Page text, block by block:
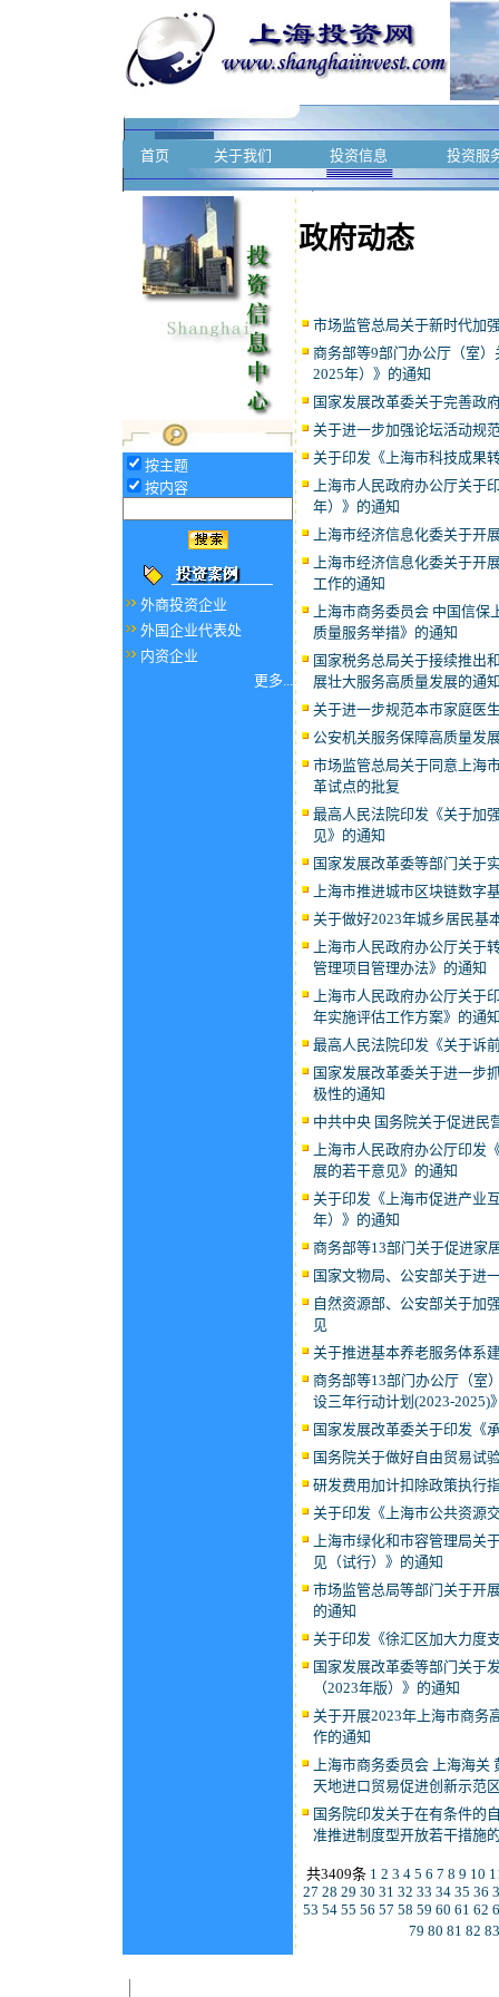
首页 关于我们 投资信息 投资服
按主题
按内容
外商投资企业
外国企业代表处
内资企业
更多...
政府动态
市场监管总局关于新时代加
商务部等9部门办公厅（室
2025年）》的通知
国家发展改革委关于完善政
关于进一步加强论坛活动规
关于印发《上海市科技成果
上海市人民政府办公厅关
年）》的通知
上海市经济信息化委关于开
上海市经济信息化委关于开
工作的通知
上海市商务委员会 中国信
质量服务举措》的通知
国家税务总局关于接续推出
展壮大服务高质量发展的通
关于进一步规范本市家庭医
公安机关服务保障高质量发
市场监管总局关于同意上海
革试点的批复
最高人民法院印发《关于加
见》的通知
国家发展改革委等部门关于
上海市推进城市区块链数
关于做好2023年城乡居民基
上海市人民政府办公厅关于
管理项目管理办法》的通知
上海市人民政府办公厅关于
年实施评估工作方案》的通
最高人民法院印发《关于诉
国家发展改革委关于进一步
极性的通知
中共中央 国务院关于促进民
上海市人民政府办公厅印发
展的若干意见》的通知
关于印发《上海市促进产业
年）》的通知
商务部等13部门关于促进家
国家文物局、公安部关于进
自然资源部、公安部关于加
见
关于推进基本养老服务体系
商务部等13部门办公厅（室
设三年行动计划(2023-2025)
国家发展改革委关于印发《
国务院关于做好自由贸易试
研发费用加计扣除政策执行
关于印发《上海市公共资源
上海市绿化和市容管理局关
见（试行）》的通知
市场监管总局等部门关于开
的通知
关于印发《徐汇区加大力度
国家发展改革委等部门关于
（2023年版）》的通知
关于开展2023年上海市商务
作的通知
上海市商务委员会 上海海
天地进口贸易促进创新示范
国务院印发关于在有条件的
准推进制度型开放若干措施
共3409条 1 2 3 4 5 6 7 8 9 10
27 28 29 30 31 32 33 34 35 36
53 54 55 56 57 58 59 60 61 62
79 80 81 82 83